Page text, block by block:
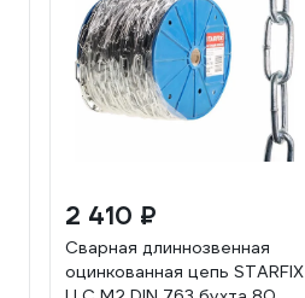
2 410 ₽
Сварная длиннозвенная
оцинкованная цепь STARFIX